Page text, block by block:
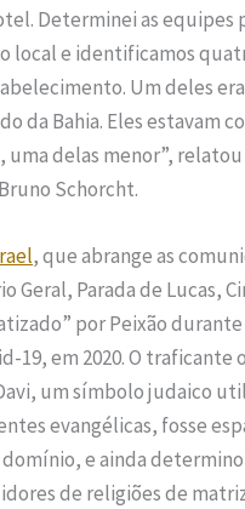
Determinei as equipes
local e identificamos
Um deles
da Bahia. Eles estavam
uma delas menor”, relatou
Schorcht.
, que abrange as
Geral, Parada de Lucas,
por Peixão durante
19, em 2020. O traficante
um símbolo judaico
evangélicas, fosse
domínio, e ainda
de religiões de